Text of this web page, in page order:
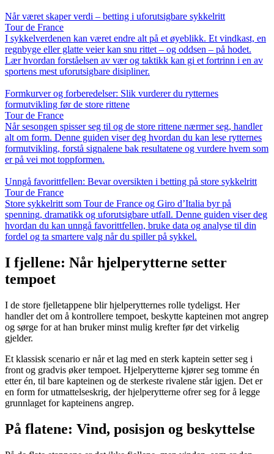
Når været skaper verdi – betting i uforutsigbare sykkelritt
Tour de France
I sykkelverdenen kan været endre alt på et øyeblikk. Et vindkast, en
regnbyge eller glatte veier kan snu rittet – og oddsen – på hodet.
Lær hvordan forståelsen av vær og taktikk kan gi et fortrinn i en av
sportens mest uforutsigbare disipliner.
Formkurver og forberedelser: Slik vurderer du rytternes
formutvikling før de store rittene
Tour de France
Når sesongen spisser seg til og de store rittene nærmer seg, handler
alt om form. Denne guiden viser deg hvordan du kan lese rytternes
formutvikling, forstå signalene bak resultatene og vurdere hvem som
er på vei mot toppformen.
Unngå favorittfellen: Bevar oversikten i betting på store sykkelritt
Tour de France
Store sykkelritt som Tour de France og Giro d’Italia byr på
spenning, dramatikk og uforutsigbare utfall. Denne guiden viser deg
hvordan du kan unngå favorittfellen, bruke data og analyse til din
fordel og ta smartere valg når du spiller på sykkel.
I fjellene: Når hjelperytterne setter
tempoet
I de store fjelletappene blir hjelperytternes rolle tydeligst. Her
handler det om å kontrollere tempoet, beskytte kapteinen mot angrep
og sørge for at han bruker minst mulig krefter før det virkelig
gjelder.
Et klassisk scenario er når et lag med en sterk kaptein setter seg i
front og gradvis øker tempoet. Hjelperytterne kjører seg tomme én
etter én, til bare kapteinen og de sterkeste rivalene står igjen. Det er
en form for utmattelseskrig, der hjelperytterne ofrer seg for å legge
grunnlaget for kapteinens angrep.
På flatene: Vind, posisjon og beskyttelse